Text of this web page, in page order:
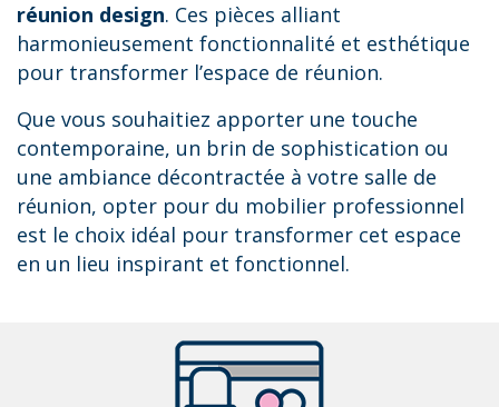
réunion design. Ces pièces alliant
harmonieusement fonctionnalité et esthétique
pour transformer l’espace de réunion.
Que vous souhaitiez apporter une touche
contemporaine, un brin de sophistication ou
une ambiance décontractée à votre salle de
réunion, opter pour du mobilier professionnel
est le choix idéal pour transformer cet espace
en un lieu inspirant et fonctionnel.